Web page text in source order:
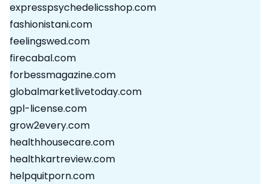
expresspsychedelicsshop.com
fashionistani.com
feelingswed.com
firecabal.com
forbessmagazine.com
globalmarketlivetoday.com
gpl-license.com
grow2every.com
healthhousecare.com
healthkartreview.com
helpquitporn.com